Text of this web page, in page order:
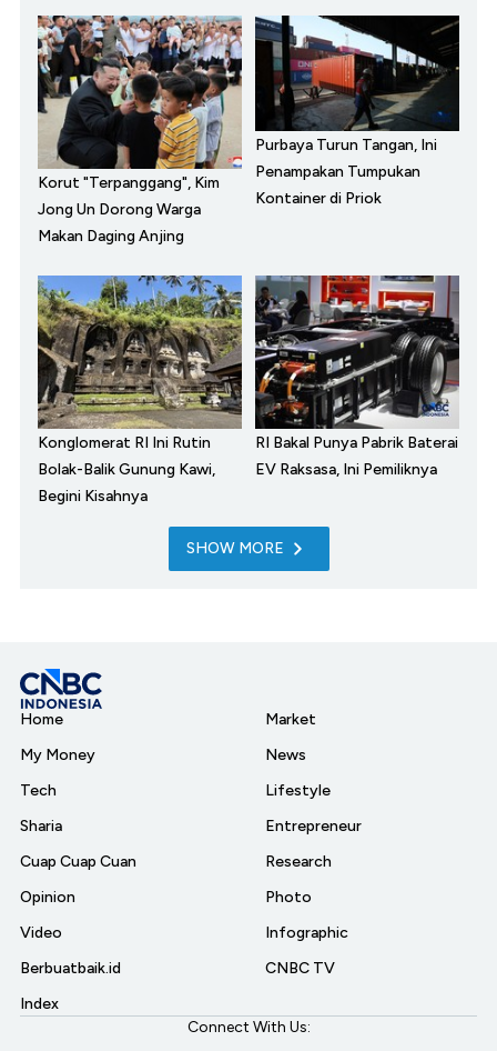
Korut "Terpanggang", Kim
Jong Un Dorong Warga
Makan Daging Anjing
Purbaya Turun Tangan, Ini
Penampakan Tumpukan
Kontainer di Priok
Konglomerat RI Ini Rutin
Bolak-Balik Gunung Kawi,
Begini Kisahnya
RI Bakal Punya Pabrik Baterai
EV Raksasa, Ini Pemiliknya
SHOW MORE
Home
My Money
Tech
Sharia
Cuap Cuap Cuan
Opinion
Video
Berbuatbaik.id
Index
Market
News
Lifestyle
Entrepreneur
Research
Photo
Infographic
CNBC TV
Connect With Us: